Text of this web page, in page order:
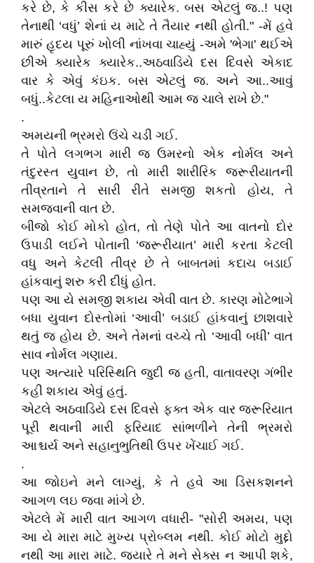
કરે છે, કે કીસ કરે છે ક્યારેક. બસ એટલું જ..! પણ
તેનાથી ‘વધું’ શેનાં ય માટે તે તૈયાર નથી હોતી." -મેં હવે
મારું હૃદય પૂરું ખોલી નાંખવા ચાહ્યું -અમે 'ભેગા' થઈએ
છીએ ક્યારેક ક્યારેક..અઠવાડિયે દસ દિવસે એકાદ
વાર કે એવું કંઇક. બસ એટલું જ. અને આ..આવું
બધું..કેટલા ય મહિનાઓથી આમ જ ચાલે રાખે છે."
.
અમયની ભ્રમરો ઉંચે ચડી ગઈ.
તે પોતે લગભગ મારી જ ઉમરનો એક નોર્મલ અને
તંદુરસ્ત યુવાન છે, તો મારી શારીરિક જરૂરીયાતની
તીવ્રતાને તે સારી રીતે સમજી શકતો હોય, તે
સમજવાની વાત છે.
બીજો કોઈ મોકો હોત, તો તેણે પોતે આ વાતનો દોર
ઉપાડી લઈને પોતાની ‘જરૂરીયાત’ મારી કરતા કેટલી
વધુ અને કેટલી તીવ્ર છે તે બાબતમાં કદાચ બડાઈ
હાંકવાનું શરુ કરી દીધું હોત.
પણ આ યે સમજી શકાય એવી વાત છે. કારણ મોટેભાગે
બધા યુવાન દોસ્તોમાં ‘આવી’ બડાઈ હાંકવાનું છાશવારે
થતું જ હોય છે. અને તેમનાં વચ્ચે તો ‘આવી બધી’ વાત
સાવ નોર્મલ ગણાય.
પણ અત્યારે પરિસ્થિતિ જુદી જ હતી, વાતાવરણ ગંભીર
કહી શકાય એવું હતું.
એટલે અઠવાડિયે દસ દિવસે ફક્ત એક વાર જરૂરિયાત
પૂરી થવાની મારી ફરિયાદ સાંભળીને તેની ભ્રમરો
આશ્ચર્ય અને સહાનુભુતિથી ઉપર ખેંચાઈ ગઈ.
.
આ જોઇને મને લાગ્યું, કે તે હવે આ ડિસકશનને
આગળ લઇ જવા માંગે છે.
એટલે મેં મારી વાત આગળ વધારી- "સોરી અમય, પણ
આ યે મારા માટે મુખ્ય પ્રોબ્લમ નથી. કોઈ મોટો મુદ્દો
નથી આ મારા માટે. જયારે તે મને સેક્સ ન આપી શકે,